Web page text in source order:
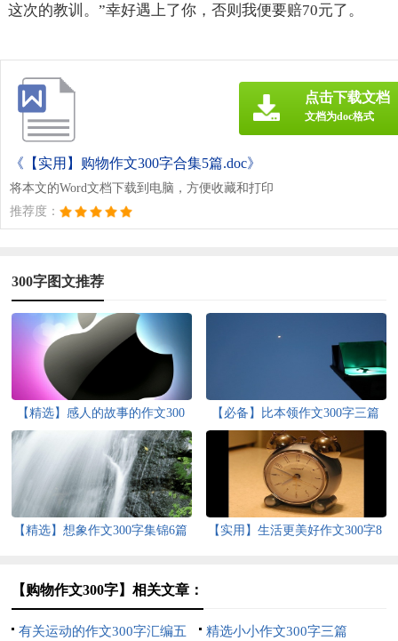
这次的教训。”幸好遇上了你，否则我便要赔70元了。
《【实用】购物作文300字合集5篇.doc》
将本文的Word文档下载到电脑，方便收藏和打印
推荐度：
点击下载文档
文档为doc格式
300字图文推荐
【精选】感人的故事的作文300
字4篇
【必备】比本领作文300字三篇
【精选】想象作文300字集锦6篇
【实用】生活更美好作文300字8
【购物作文300字】相关文章：
有关运动的作文300字汇编五 精选小小作文300字三篇